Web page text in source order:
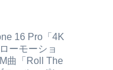
16 Pro「4K
ーモーショ
曲「Roll The